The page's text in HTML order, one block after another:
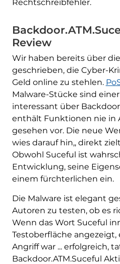
Rechtschreibfehler.
Review
Wir haben bereits über
geschrieben, die Cyber-
Geld online zu stehlen.
Malware-Stücke sind
interessant über
enthält Funktionen nie in
gesehen vor. Die neue
wies darauf hin,, direkt
Obwohl Suceful ist
Entwicklung, seine
einem fürchterlichen ein.
Die Malware ist elegant
Autoren zu testen, ob es
Wenn das Wort Suceful
Testoberfläche angezeigt,
Angriff war ... erfolgreich,
Backdoor.ATM.Suceful